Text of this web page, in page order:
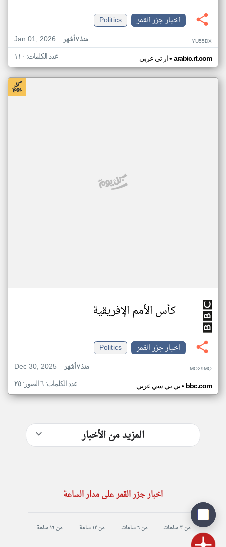
اخبار جزر القمر
Politics
Jan 01, 2026
منذ ٧ أشهر YU55DX
ار تي عربي• arabic.rt.com عدد الكلمات: ١١٠
كأس الأمم الإفريقية
اخبار جزر القمر
Politics
Dec 30, 2025
منذ ٧ أشهر MO29MQ
بي بي سي عربي• bbc.com عدد الكلمات: ٦ الصور: ٢٥
المزيد من الأخبار
اخبار جزر القمر على مدار الساعة
من ٣ ساعات من ٦ ساعات من ١٢ ساعة من ١٦ ساعة